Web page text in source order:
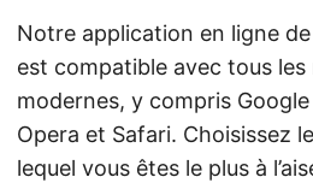
Notre application en ligne
est compatible avec tous les
modernes, y compris
Opera et Safari. Choisissez
lequel vous êtes le plus à